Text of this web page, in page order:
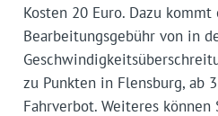
Kosten 20 Euro. Dazu kommt
Bearbeitungsgebühr von in
zu Punkten in Flensburg, ab
Fahrverbot. Weiteres